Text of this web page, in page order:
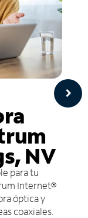
NV
para tu
Internet®
óptica y
coaxiales.